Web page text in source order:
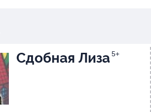
Сдобная Лиза5+